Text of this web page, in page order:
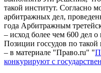
такой институт. Согласно
арбитражных дел,
года Арбитражным
– исход более чем 600 дел о
Позиции госсудов по такой
– в материале "Право.ru" "
конкурируют с